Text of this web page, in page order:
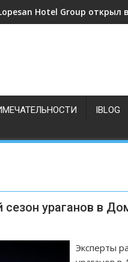
Hotel Group открыл
делает ставку
IBLOG
ураганов в
Эксперты